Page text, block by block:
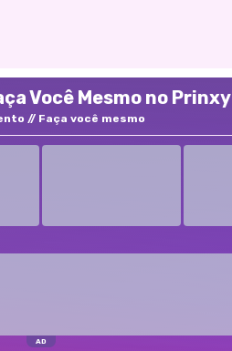
Você Mesmo no Prinxy
Faça você mesmo